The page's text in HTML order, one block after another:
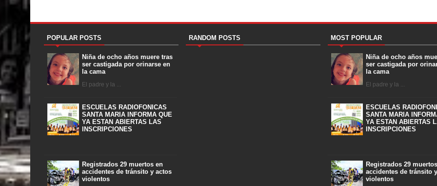
POPULAR POSTS
Niña de ocho años muere tras
ser castigada por orinarse en
la cama
El padre y la ...
ESCUELAS RADIOFONICAS
SANTA MARIA INFORMA QUE
YA ESTAN ABIERTAS LAS
INSCRIPCIONES
Registrados 29 muertos en
accidentes de tránsito y actos
violentos
RANDOM POSTS MOST POPULAR
Niña de ocho años
ser castigada por
la cama
El padre y la ...
ESCUELAS
SANTA MARIA
YA ESTAN ABIERTAS
INSCRIPCIONES
Registrados 29
accidentes de tránsito
violentos